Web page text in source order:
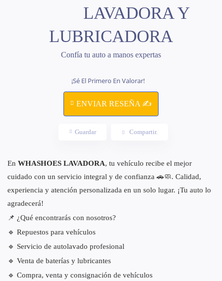
LAVADORA Y
LUBRICADORA
Confía tu auto a manos expertas
¡Sé El Primero En Valorar!
ENVIAR RESEÑA ✍
Guardar Compartir.
En WHASHOES LAVADORA, tu vehículo recibe el mejor
cuidado con un servicio integral y de confianza 🚗🧼. Calidad,
experiencia y atención personalizada en un solo lugar. ¡Tu auto lo
agradecerá!
📌 ¿Qué encontrarás con nosotros?
🔹 Repuestos para vehículos
🔹 Servicio de autolavado profesional
🔹 Venta de baterías y lubricantes
🔹 Compra, venta y consignación de vehículos